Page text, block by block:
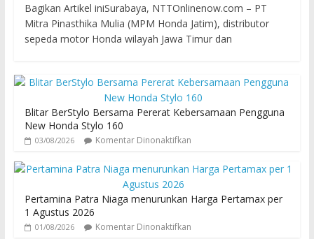
Bagikan Artikel iniSurabaya, NTTOnlinenow.com – PT
Mitra Pinasthika Mulia (MPM Honda Jatim), distributor
sepeda motor Honda wilayah Jawa Timur dan
Blitar BerStylo Bersama Pererat Kebersamaan Pengguna
New Honda Stylo 160
03/08/2026 Komentar Dinonaktifkan
Pertamina Patra Niaga menurunkan Harga Pertamax per
1 Agustus 2026
01/08/2026 Komentar Dinonaktifkan